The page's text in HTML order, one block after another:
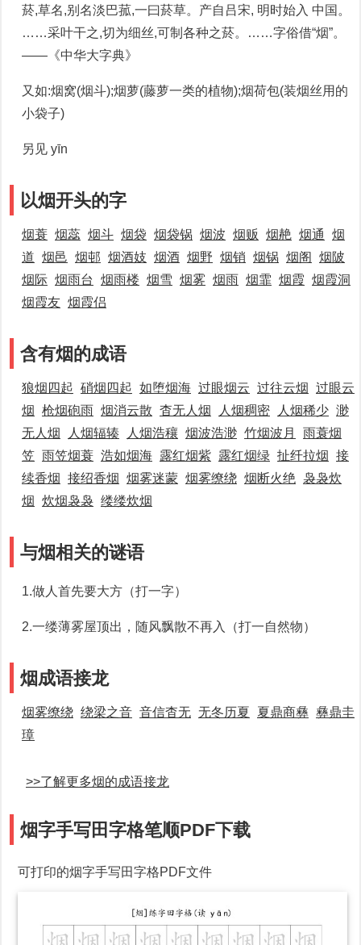
菸,草名,别名淡巴菰,一曰菸草。产自吕宋, 明时始入 中国。
……采叶干之,切为细丝,可制各种之菸。……字俗借“烟”。
——《中华大字典》
又如:烟窝(烟斗);烟萝(藤萝一类的植物);烟荷包(装烟丝用的
小袋子)
另见 yīn
以烟开头的字
烟蓑 烟蕊 烟斗 烟袋 烟袋锅 烟波 烟贩 烟赩 烟通
烟
道 烟邑 烟邨 烟酒妓 烟酒 烟野 烟销 烟锅 烟阁
烟陂
烟际 烟雨台 烟雨楼 烟雪 烟雾 烟雨 烟霏 烟霞 烟霞洞
烟霞友 烟霞侣
含有烟的成语
狼烟四起 硝烟四起 如堕烟海 过眼烟云 过往云烟 过眼云
烟 枪烟砲雨 烟消云散 杳无人烟 人烟稠密 人烟稀少 渺
无人烟
人烟辐辏 人烟浩穰 烟波浩渺 竹烟波月
雨蓑烟
笠 雨笠烟蓑 浩如烟海 露红烟紫 露红烟绿 扯纤拉烟 接
续香烟 接绍香烟 烟雾迷蒙 烟雾缭绕 烟断火绝 袅袅炊
烟 炊烟袅袅 缕缕炊烟
与烟相关的谜语
1.做人首先要大方（打一字）
2.一缕薄雾屋顶出，随风飘散不再入（打一自然物）
烟成语接龙
烟雾缭绕 绕梁之音 音信杳无 无冬历夏 夏鼎商彝 彝鼎圭
璋
>>了解更多烟的成语接龙
烟字手写田字格笔顺PDF下载
可打印的烟字手写田字格PDF文件